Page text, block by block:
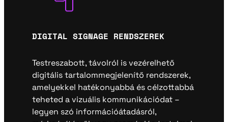
DIGITAL SIGNAGE RENDSZEREK
Testreszabott, távolról is vezérelhető
digitális tartalommegjelenítő rendszerek,
amelyekkel hatékonyabbá és célzottabbá
teheted a vizuális kommunikációdat –
legyen szó információátadásról,